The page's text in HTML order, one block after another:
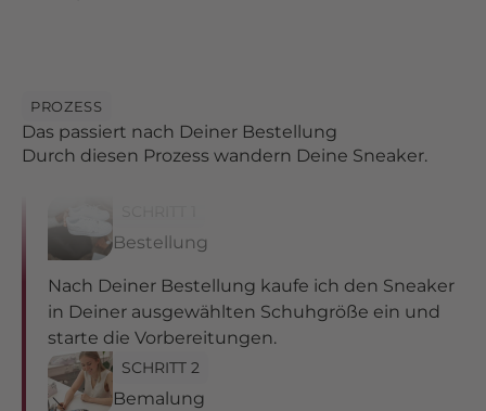
PROZESS
Das passiert nach Deiner Bestellung
Durch diesen Prozess wandern Deine Sneaker.
Bestellung
Nach Deiner Bestellung kaufe ich den Sneaker
in Deiner ausgewählten Schuhgröße ein und
starte die Vorbereitungen.
SCHRITT 2
Bemalung